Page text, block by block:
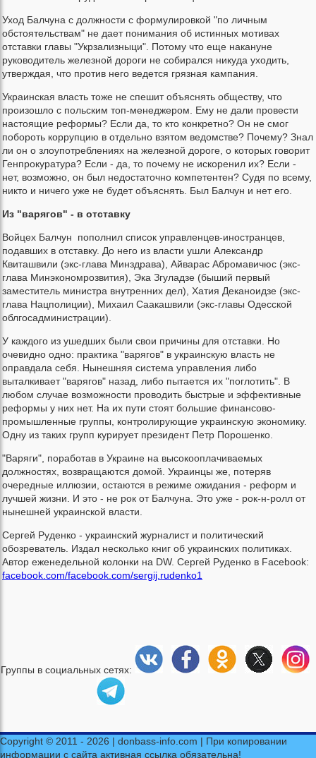
Уход Балчуна с должности с формулировкой "по личным
обстоятельствам" не дает понимания об истинных мотивах
отставки главы "Укрзализныци". Потому что еще накануне
руководитель железной дороги не собирался никуда уходить,
утверждая, что против него ведется грязная кампания.
Украинская власть тоже не спешит объяснять обществу, что
произошло с польским топ-менеджером. Ему не дали провести
настоящие реформы? Если да, то кто конкретно? Он не смог
побороть коррупцию в отдельно взятом ведомстве? Почему? Знал
ли он о злоупотреблениях на железной дороге, о которых говорит
Генпрокуратура? Если - да, то почему не искоренил их? Если -
нет, возможно, он был недостаточно компетентен? Судя по всему,
никто и ничего уже не будет объяснять. Был Балчун и нет его.
Из "варягов" - в отставку
Войцех Балчун пополнил список управленцев-иностранцев,
подавших в отставку. До него из власти ушли Александр
Квиташвили (экс-глава Минздрава), Айварас Абромавичюс (экс-
глава Минэкономрозвития), Эка Згуладзе (быший первый
заместитель министра внутренних дел), Хатия Деканоидзе (экс-
глава Нацполиции), Михаил Саакашвили (экс-главы Одесской
облгосадминистрации).
У каждого из ушедших были свои причины для отставки. Но
очевидно одно: практика "варягов" в украинскую власть не
оправдала себя. Нынешняя система управления либо
выталкивает "варягов" назад, либо пытается их "поглотить". В
любом случае возможности проводить быстрые и эффективные
реформы у них нет. На их пути стоят большие финансово-
промышленные группы, контролирующие украинскую экономику.
Одну из таких групп курирует президент Петр Порошенко.
"Варяги", поработав в Украине на высокооплачиваемых
должностях, возвращаются домой. Украинцы же, потеряв
очередные иллюзии, остаются в режиме ожидания - реформ и
лучшей жизни. И это - не рок от Балчуна. Это уже - рок-н-ролл от
нынешней украинской власти.
Сергей Руденко - украинский журналист и политический
обозреватель. Издал несколько книг об украинских политиках.
Автор еженедельной колонки на DW. Сергей Руденко в Facebook:
facebook.com/facebook.com/sergij.rudenko1
Группы в социальных сетях:
Copyright © 2011 - 2026 | donbass-info.com | При копировании
информации с сайта активная ссылка обязательна!